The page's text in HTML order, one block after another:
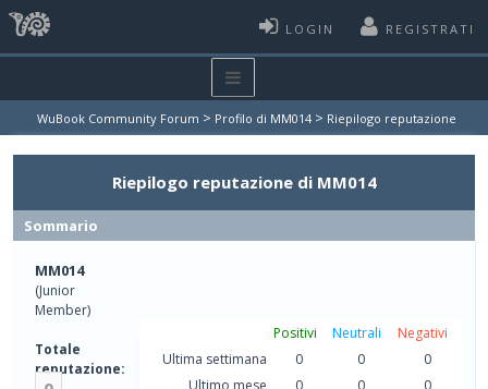
LOGIN REGISTRATI
WuBook Community Forum > Profilo di MM014 > Riepilogo reputazione
Riepilogo reputazione di MM014
Sommario
MM014
(Junior
Member)
Totale
reputazione:
Positivi Neutrali
Negativi
Ultima settimana
0 0
0